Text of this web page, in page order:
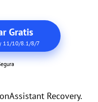
Gratis
11/10/8.1/8/7
Recovery.